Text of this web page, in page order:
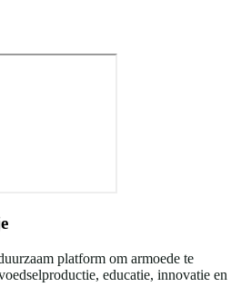
platform om armoede te
educatie, innovatie en